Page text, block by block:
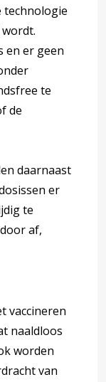
technologie
en er geen
te
de
daarnaast
er
te
af,
vaccineren
naaldloos
worden
van